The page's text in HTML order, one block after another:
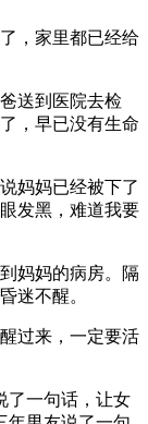
，家里都已经给
送到医院去检
，早已没有生命
妈妈已经被下了
发黑，难道我要
妈妈的病房。隔
迷不醒。
过来，一定要活